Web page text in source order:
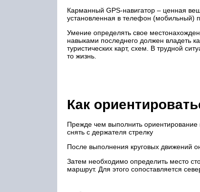
Карманный GPS-навигатор – ценная
установленная в телефон (мобильный)
Умение определять свое
навыками последнего должен владеть
туристических карт, схем. В трудной
то жизнь.
Как
Прежде чем выполнить ориентирование
снять с держателя стрелку
После выполнения круговых движений
Затем необходимо определить место
маршрут. Для этого сопоставляется